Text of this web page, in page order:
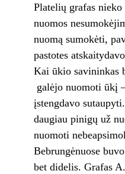
Platelių grafas nieko
nuomos
nuomą sumokėti,
pastotes
Kai ūkio savininkas
galėjo nuomoti ūkį
įstengdavo
daugiau pinigų už
nuomoti
Bebrungėnuose
bet didelis. Grafas